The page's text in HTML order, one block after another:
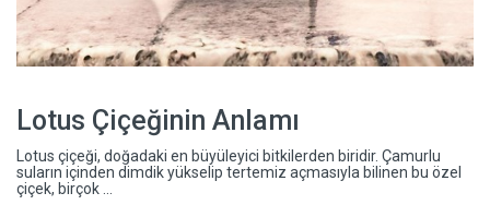
Lotus Çiçeğinin Anlamı
Lotus çiçeği, doğadaki en büyüleyici bitkilerden biridir. Çamurlu
suların içinden dimdik yükselip tertemiz açmasıyla bilinen bu özel
çiçek, birçok ...